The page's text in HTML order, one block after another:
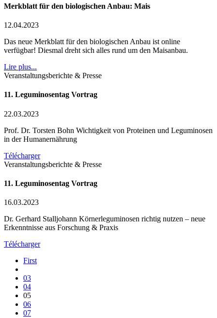
Merkblatt für den biologischen Anbau: Mais
12.04.2023
Das neue Merkblatt für den biologischen Anbau ist online
verfügbar! Diesmal dreht sich alles rund um den Maisanbau.
Lire plus...
Veranstaltungsberichte & Presse
11. Leguminosentag Vortrag
22.03.2023
Prof. Dr. Torsten Bohn Wichtigkeit von Proteinen und Leguminosen
in der Humanernährung
Télécharger
Veranstaltungsberichte & Presse
11. Leguminosentag Vortrag
16.03.2023
Dr. Gerhard Stalljohann Körnerleguminosen richtig nutzen – neue
Erkenntnisse aus Forschung & Praxis
Télécharger
First
03
04
05
06
07